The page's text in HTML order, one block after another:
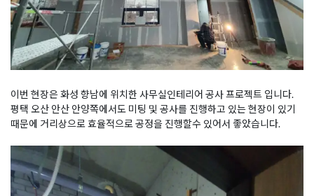
이번 현장은 화성 향남에 위치한 사무실인테리어 공사 프로젝트 입니다.
평택 오산 안산 안양쪽에서도 미팅 및 공사를 진행하고 있는 현장이 있기
때문에 거리상으로 효율적으로 공정을 진행할수 있어서 좋았습니다.